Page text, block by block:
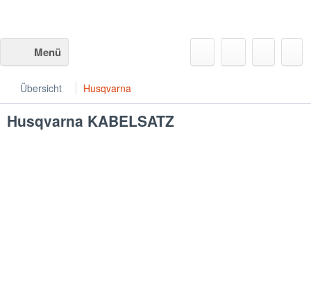
Menü
Übersicht Husqvarna
Husqvarna KABELSATZ